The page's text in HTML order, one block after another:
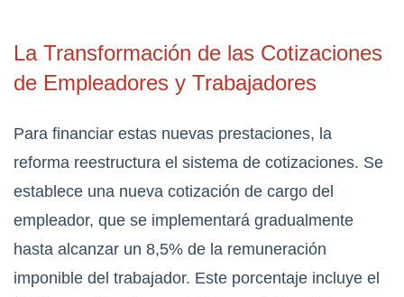
La Transformación de las Cotizaciones
de Empleadores y Trabajadores
Para financiar estas nuevas prestaciones, la
reforma reestructura el sistema de cotizaciones. Se
establece una nueva cotización de cargo del
empleador, que se implementará gradualmente
hasta alcanzar un 8,5% de la remuneración
imponible del trabajador. Este porcentaje incluye el